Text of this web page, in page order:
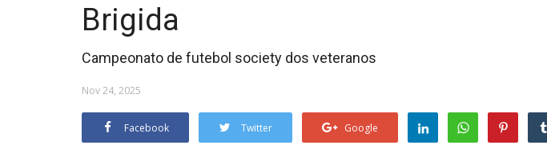
Brigida
Campeonato de futebol society dos veteranos
Nov 24, 2025
Facebook Twitter Google